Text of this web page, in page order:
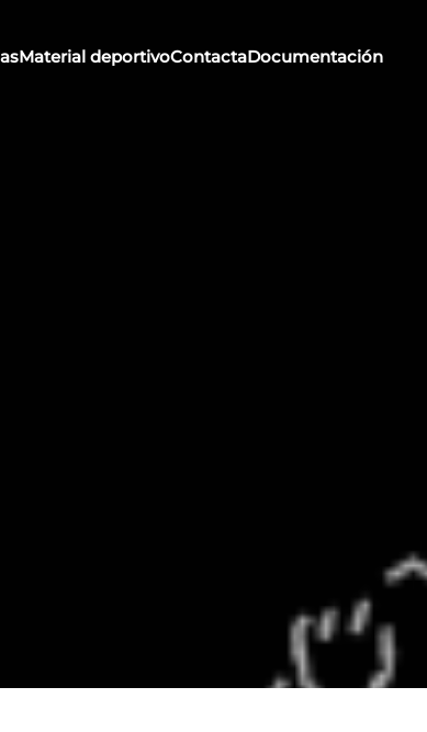
Material deportivoContactaDocumentación